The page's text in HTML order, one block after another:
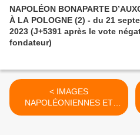
NAPOLÉON BONAPARTE
À LA POLOGNE (2) - du 21
2023 (J+5391 après le vote
fondateur)
< IMAGES
NAPOLÉONIENNES ET
FRANCO-RUSSES (7)- du